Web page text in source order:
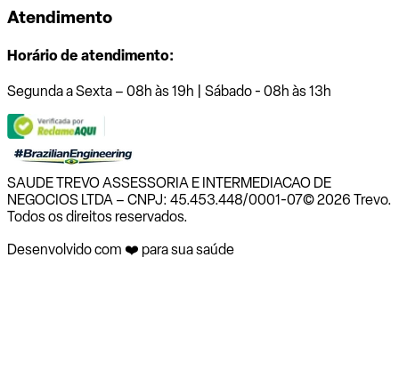
Atendimento
Horário de atendimento:
Segunda a Sexta – 08h às 19h | Sábado - 08h às 13h
SAUDE TREVO ASSESSORIA E INTERMEDIACAO DE
NEGOCIOS LTDA – CNPJ: 45.453.448/0001-07© 2026 Trevo.
Todos os direitos reservados.
Desenvolvido com ❤️ para sua saúde